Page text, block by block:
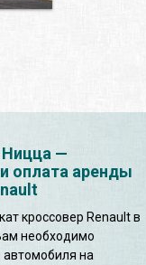
Ницца —
оплата аренды
кроссовер Renault в
необходимо
автомобиля на